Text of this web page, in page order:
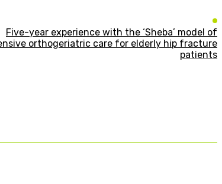
Five-year experience with the ‘Sheba’ model of
orthogeriatric care for elderly hip fracture
patients